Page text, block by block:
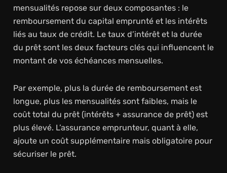
mensualités repose sur deux composantes : le
remboursement du capital emprunté et les intérêts
liés au taux de crédit. Le taux d’intérêt et la durée
du prêt sont les deux facteurs clés qui influencent le
montant de vos échéances mensuelles.
Par exemple, plus la durée de remboursement est
longue, plus les mensualités sont faibles, mais le
coût total du prêt (intérêts + assurance de prêt) est
plus élevé. L’assurance emprunteur, quant à elle,
ajoute un coût supplémentaire mais obligatoire pour
sécuriser le prêt.